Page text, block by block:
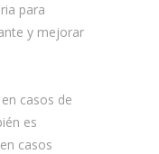
para
y mejorar
casos de
es
casos